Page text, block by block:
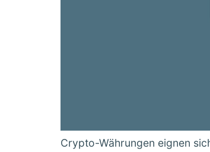
Crypto-Währungen eignen